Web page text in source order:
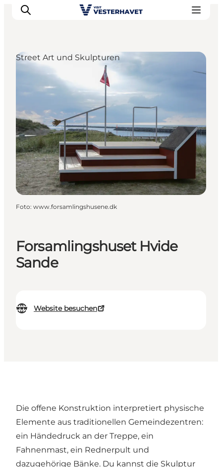
Events
Erlebnisse
Unsere Städte
Essen & Übernachtung
Tickets kaufen
Plane deine Reise
Forsamlingshuset Hvide
Sande
Website besuchen
Street Art und Skulpturen
Foto: www.forsamlingshusene.dk
Die offene Konstruktion interpretiert physische
Elemente aus traditionellen Gemeindezentren:
ein Händedruck an der Treppe, ein
Fahnenmast, ein Rednerpult und
dazugehörige Bänke. Du kannst die Skulptur